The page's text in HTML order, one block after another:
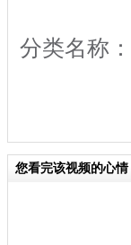
分类名称：
您看完该视频的心情